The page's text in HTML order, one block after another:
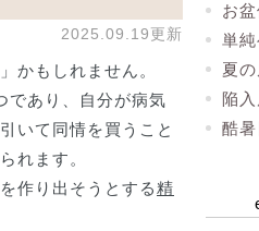
2025.09.19更新
かもしれません。
であり、自分が病気
いて同情を買うこと
れます。
作り出そうとする精
お
単
夏
陥入
酷暑